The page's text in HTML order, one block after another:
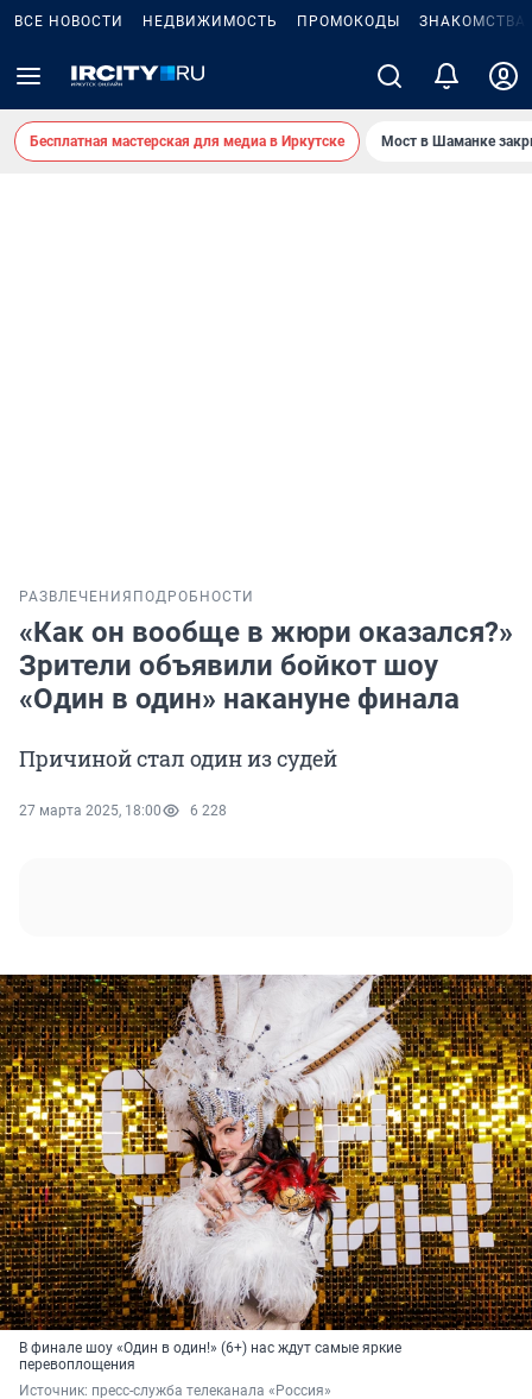
ВСЕ НОВОСТИ НЕДВИЖИМОСТЬ ПРОМОКОДЫ ЗНАКОМСТВА
Бесплатная мастерская для медиа в Иркутске Мост в Шаманке
РАЗВЛЕЧЕНИЯ ПОДРОБНОСТИ
«Как он вообще в жюри оказался?»
Зрители объявили бойкот шоу
«Один в один» накануне финала
Причиной стал один из судей
27 марта 2025, 18:00 6 228
В финале шоу «Один в один!» (6+) нас ждут самые яркие
перевоплощения
Источник: пресс-служба телеканала «Россия»